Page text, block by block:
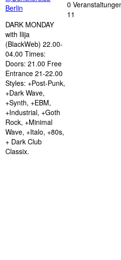
Berlin
DARK MONDAY
with Ilija
(BlackWeb) 22.00-
04.00 Times:
Doors: 21.00 Free
Entrance 21-22.00
Styles: +Post-Punk,
+Dark Wave,
+Synth, +EBM,
+Industrial, +Goth
Rock, +Minimal
Wave, +Italo, +80s,
+ Dark Club
Classix.
0
11